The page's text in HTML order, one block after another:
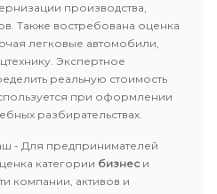
производства,
Также востребована оценка
легковые автомобили,
Экспертное
реальную стоимость
при оформлении
разбирательствах.
- Для предпринимателей
категории бизнес и
компании, активов и